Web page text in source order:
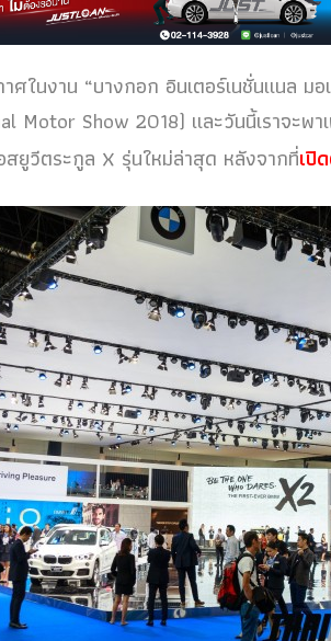
ศในงาน “บางกอก อินเตอร์เนชั่นแนล ม
Motor Show 2018) และวันนี้เราจะพ
สยูวีตระกูล X รุ่นใหม่ล่าสุด หลังจากที่เปิ